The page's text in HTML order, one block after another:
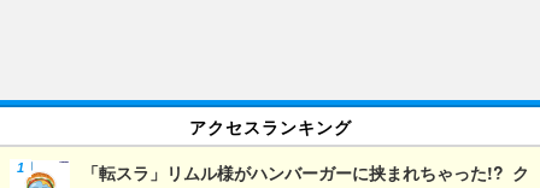
アクセスランキング
「転スラ」リムル様がハンバーガーに挟まれちゃった!? ク